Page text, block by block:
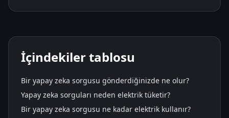
İçindekiler tablosu
Bir yapay zeka sorgusu gönderdiğinizde ne olur?
Yapay zeka sorguları neden elektrik tüketir?
Bir yapay zeka sorgusu ne kadar elektrik kullanır?